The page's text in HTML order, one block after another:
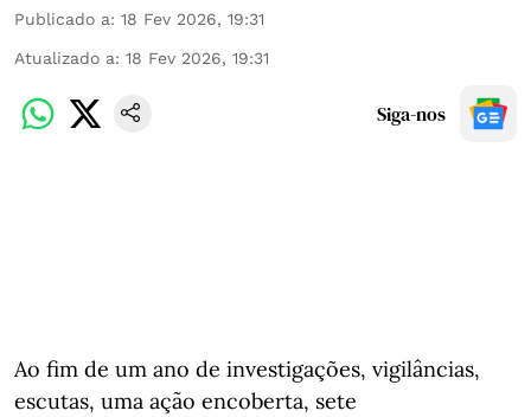
Publicado a: 18 Fev 2026, 19:31
Atualizado a: 18 Fev 2026, 19:31
Siga-nos
Ao fim de um ano de investigações, vigilâncias,
escutas, uma ação encoberta, sete